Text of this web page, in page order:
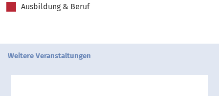
Ausbildung & Beruf
Weitere Veranstaltungen